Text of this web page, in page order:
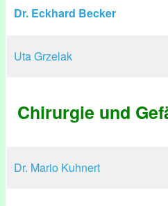
Dr. Eckhard Becker
Uta Grzelak
Chirurgie und
Dr. Mario Kuhnert